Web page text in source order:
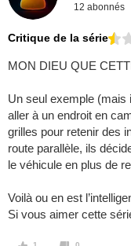
12 abonnés
Critique de la série
MON DIEU QUE
Un seul exemple (mais
aller à un endroit en
grilles pour retenir des
route parallèle, ils
le véhicule en plus de
Voilà ou en est
Si vous aimer cette